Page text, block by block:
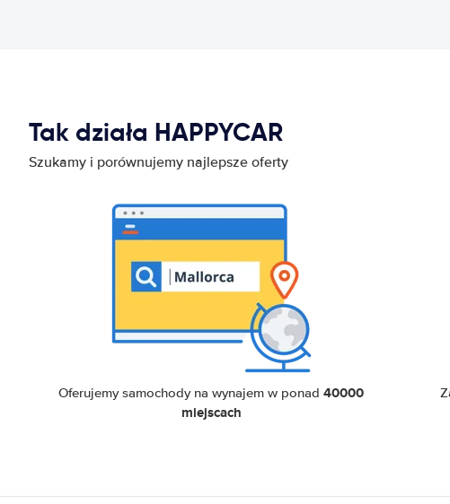
Tak działa HAPPYCAR
Szukamy i porównujemy najlepsze oferty
Oferujemy samochody na wynajem w ponad40000
miejscach